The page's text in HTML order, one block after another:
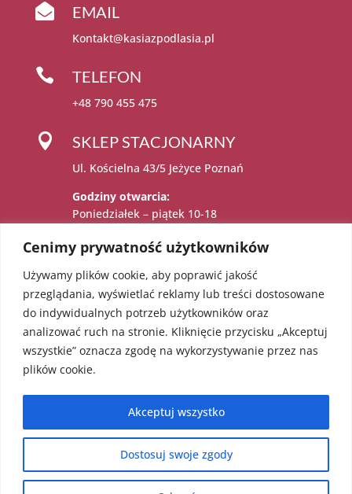
Cenimy prywatność użytkowników
Używamy plików cookie, aby poprawić jakość
przeglądania, wyświetlać reklamy lub treści dostosowane
do indywidualnych potrzeb użytkowników oraz
analizować ruch na stronie. Kliknięcie przycisku „Akceptuj
wszystkie” oznacza zgodę na wykorzystywanie przez nas
plików cookie.
Dostosuj swoje zgody
Akceptuj wszystko
 EMAIL
Kontakt@kasiazpodlasia.pl
 TELEFON
+48 790 455 475
 SKLEP STACJONARNY
Ul. Kościelna 43/5 Jeżyce Poznań
Godziny otwarcia:
Poniedziałek – piątek 10-18

Administratorem danych osobowych jest:
Katarzyna Sadowska – Karolczak prowadzący
działalność gospodarczą pod firmą EcoAngel
Katarzyna Sadowska – Karolczak pod adresem
os. Bolesława Chrobrego 36/18, 60-681
Poznań. NIP: 5451623303 REGON: 052241855